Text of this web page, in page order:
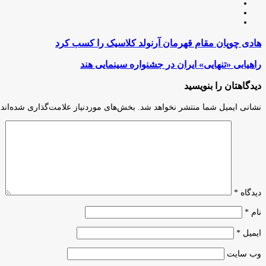
هادی
مقام
قهرمان
آرنولد
کلاسیک
کسب
هادی چوپان مقام قهرمان آرنولد کلاسیک را کسب کرد
راهیابی
ایران
جشنواره
سینمایی
راهیابی «تنهایی» ایران در جشنواره سینمایی هند
دیدگاهتان را بنویسید
نشانی ایمیل شما منتشر نخواهد شد. بخش‌های موردنیاز علامت‌گذاری
دیدگاه *
نام *
ایمیل *
وب‌ سایت